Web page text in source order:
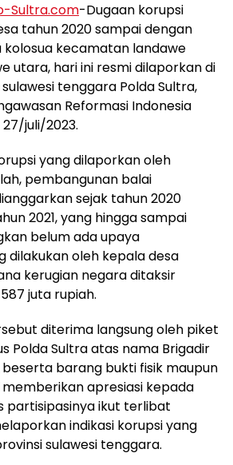
Sultra.com-Dugaan korupsi
tahun 2020 sampai dengan
kolosua kecamatan landawe
utara, hari ini resmi dilaporkan di
tenggara Polda Sultra,
Reformasi Indonesia
27/juli/2023.
yang dilaporkan oleh
pembangunan balai
sejak tahun 2020
2021, yang hingga sampai
belum ada upaya
dilakukan oleh kepala desa
kerugian negara ditaksir
juta rupiah.
diterima langsung oleh piket
Polda Sultra atas nama Brigadir
beserta barang bukti fisik maupun
apresiasi kepada
partisipasinya ikut terlibat
indikasi korupsi yang
sulawesi tenggara.